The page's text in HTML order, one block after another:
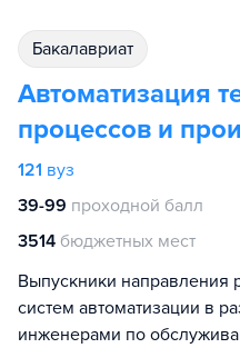
бакалавриат
Автоматизация
процессов и
121 вуз
39-99 проходной балл
3514 бюджетных мест
Выпускники направления
систем автоматизации в
инженерами по